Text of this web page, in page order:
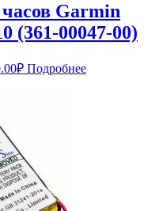
Garmin
(361-00047-00)
₽Текущая
цена:
Подробнее